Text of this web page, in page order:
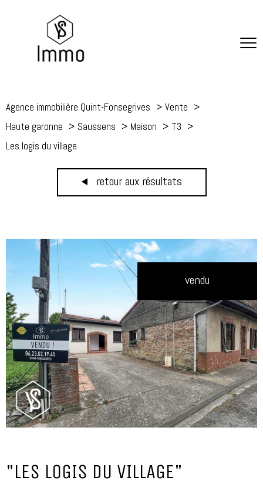
Agence immobilière Quint-Fonsegrives Vente
Haute garonne Saussens Maison T3
Les logis du village
retour aux résultats
vendu
"LES LOGIS DU VILLAGE"